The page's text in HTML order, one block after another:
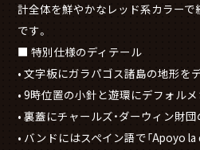
計全体を鮮やかなレッド系カラーで
です。
■ 特別仕様のディテール
• 文字板にガラパゴス諸島の地形を
• 9時位置の小針と遊環にデフォル
• 裏蓋にチャールズ・ダーウィン財
• バンドにはスペイン語で「Apoyo